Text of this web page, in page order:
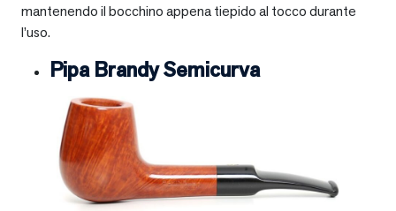
mantenendo il bocchino appena tiepido al tocco durante
l’uso.
Pipa Brandy Semicurva